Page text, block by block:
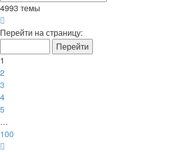
4993 темы
1
100
Перейти на страницу:
1
2
3
4
5
…
100